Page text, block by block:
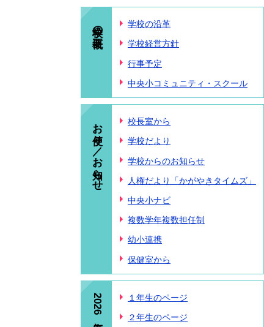
学校の概要 学校の沿革
学校経営方針
行事予定
中央小コミュニティ・スクール
お便り／お知らせ 校長室から
学校だより
学校からのお知らせ
人権だより「かがやきタイムズ」
中央小ナビ
複数学年複数担任制
幼小連携
保健室から
１年生のページ
２年生のページ